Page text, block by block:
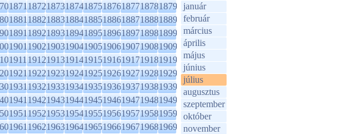
187118721873187418751876187718781879
188118821883188418851886188718881889
189118921893189418951896189718981899
190119021903190419051906190719081909
191119121913191419151916191719181919
192119221923192419251926192719281929
193119321933193419351936193719381939
194119421943194419451946194719481949
195119521953195419551956195719581959
196119621963196419651966196719681969
január
február
március
április
május
június
július
augusztus
szeptember
október
november